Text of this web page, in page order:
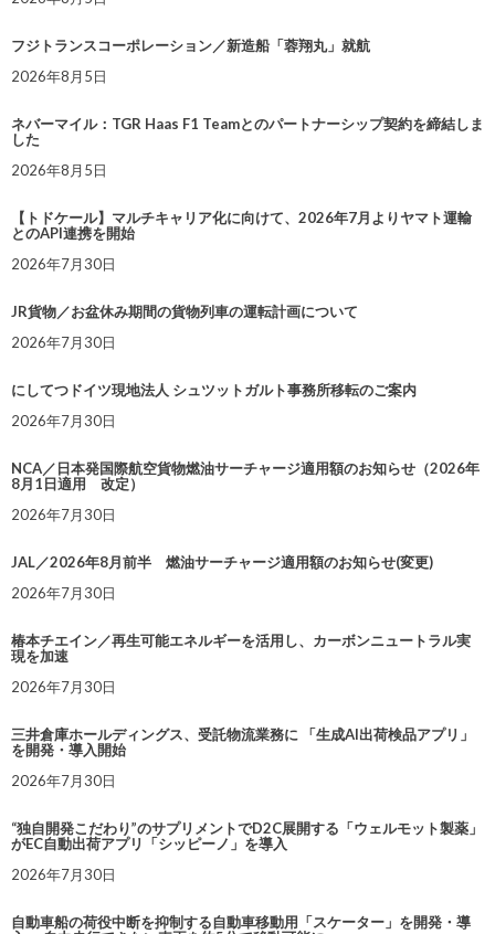
フジトランスコーポレーション／新造船「蓉翔丸」就航
2026年8月5日
ネバーマイル：TGR Haas F1 Teamとのパートナーシップ契約を締結しま
した
2026年8月5日
【トドケール】マルチキャリア化に向けて、2026年7月よりヤマト運輸
とのAPI連携を開始
2026年7月30日
JR貨物／お盆休み期間の貨物列車の運転計画について
2026年7月30日
にしてつドイツ現地法人 シュツットガルト事務所移転のご案内
2026年7月30日
NCA／日本発国際航空貨物燃油サーチャージ適用額のお知らせ（2026年
8月1日適用 改定）
2026年7月30日
JAL／2026年8月前半 燃油サーチャージ適用額のお知らせ(変更)
2026年7月30日
椿本チエイン／再生可能エネルギーを活用し、カーボンニュートラル実
現を加速
2026年7月30日
三井倉庫ホールディングス、受託物流業務に 「生成AI出荷検品アプリ」
を開発・導入開始
2026年7月30日
“独自開発こだわり”のサプリメントでD2C展開する「ウェルモット製薬」
がEC自動出荷アプリ「シッピーノ」を導入
2026年7月30日
自動車船の荷役中断を抑制する自動車移動用「スケーター」を開発・導